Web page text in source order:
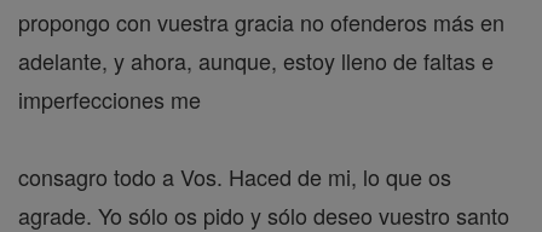
propongo con vuestra gracia no ofenderos más en
adelante, y ahora, aunque, estoy lleno de faltas e
imperfecciones me
consagro todo a Vos. Haced de mi, lo que os
agrade. Yo sólo os pido y sólo deseo vuestro santo